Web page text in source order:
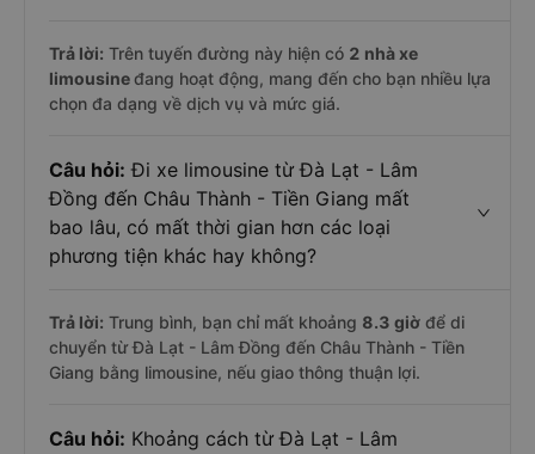
Trả lời: Trên tuyến đường này hiện có 2 nhà xe
limousineđang hoạt động, mang đến cho bạn nhiều lựa
chọn đa dạng về dịch vụ và mức giá.
Câu hỏi: Đi xe limousine từ Đà Lạt - Lâm
Đồng đến Châu Thành - Tiền Giang mất
bao lâu, có mất thời gian hơn các loại
phương tiện khác hay không?
Trả lời: Trung bình, bạn chỉ mất khoảng 8.3 giờ để di
chuyển từ Đà Lạt - Lâm Đồng đến Châu Thành - Tiền
Giang bằng limousine, nếu giao thông thuận lợi.
Câu hỏi: Khoảng cách từ Đà Lạt - Lâm